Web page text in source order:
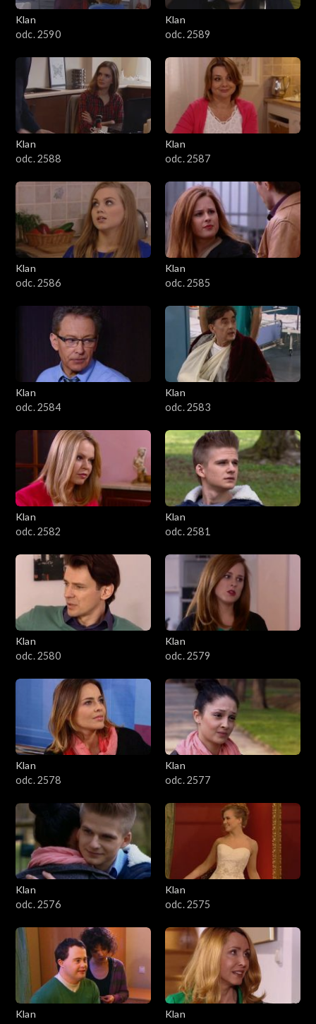
2701–2800
2501–2600
2301–2400
2201–2300
2101–2200
2001–2100
1901–2000
1801–1900
1701–1800
1601–1700
1501–1600
1401–1500
1301–1400
1201–1300
1101–1200
1001–1100
901–1000
801–900
701–800
601–700
501–600
401–500
301–400
201–300
101–200
Klan
odc. 2590
Klan
odc. 2589
Klan
odc. 2588
Klan
odc. 2587
Klan
odc. 2586
Klan
odc. 2585
Klan
odc. 2584
Klan
odc. 2583
Klan
odc. 2582
Klan
odc. 2581
Klan
odc. 2580
Klan
odc. 2579
Klan
odc. 2578
Klan
odc. 2577
Klan
odc. 2576
Klan
odc. 2575
Klan
Klan